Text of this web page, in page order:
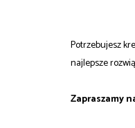
Potrzebujesz
najlepsze
Zapraszamy